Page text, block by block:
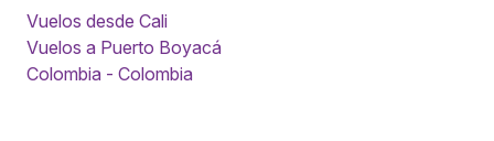
Vuelos desde Cali
Vuelos a Puerto Boyacá
Colombia - Colombia